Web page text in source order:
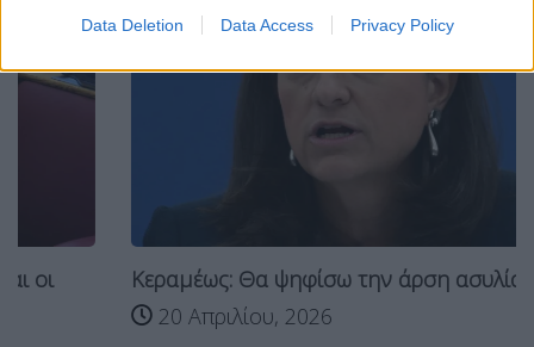
Data Deletion Data Access Privacy Policy
Κεραμέως: Θα ψηφίσω την άρση ασυλίας των...
20 Απριλίου, 2026